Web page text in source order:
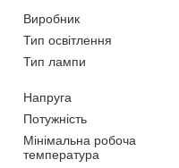
Виробник
Тип освітлення
Тип лампи
Напруга
Потужність
Мінімальна робоча
температура